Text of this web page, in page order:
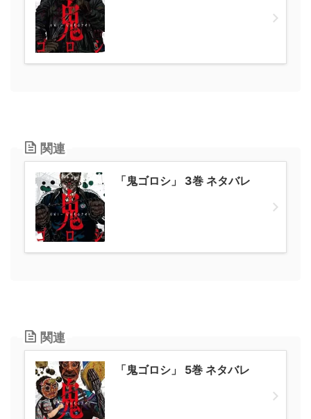
関連
「鬼ゴロシ」 3巻 ネタバレ
関連
「鬼ゴロシ」 5巻 ネタバレ